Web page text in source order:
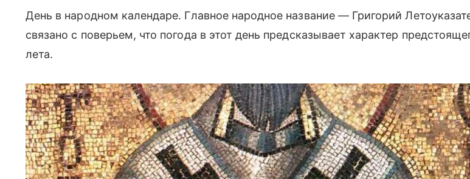
День в народном календаре. Главное народное название — Григорий
связано с поверьем, что погода в этот день предсказывает характер
лета.